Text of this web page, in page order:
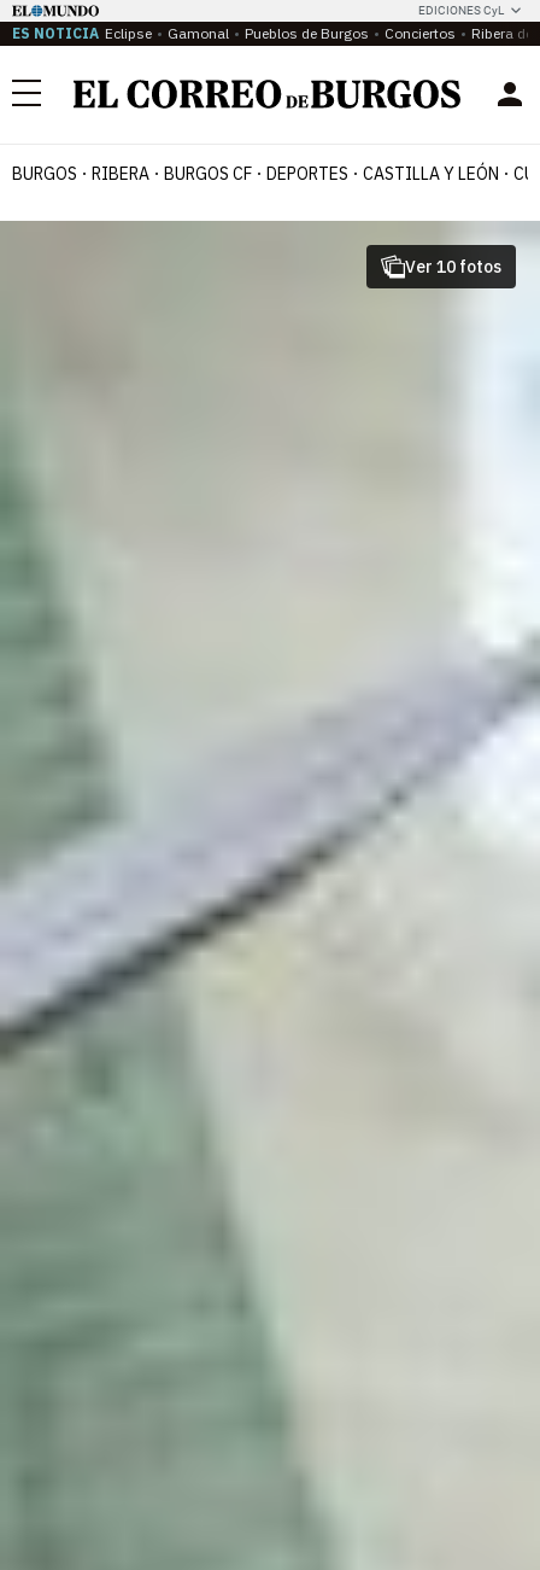
EDICIONES CyL
ES NOTICIA Eclipse Gamonal Pueblos de Burgos Conciertos Ribera del
Menú
BURGOS RIBERA BURGOS CF DEPORTES CASTILLA Y LEÓN
Ver 10 fotos